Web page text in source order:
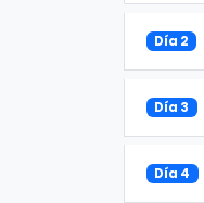
Día 2
Día 3
Día 4